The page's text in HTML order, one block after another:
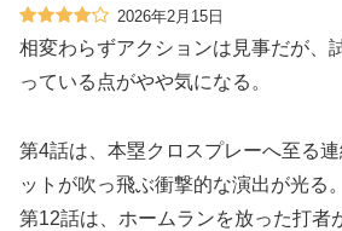
2026年2月15日
相変わらずアクションは見事だが、
っている点がやや気になる。
第4話は、本塁クロスプレーへ至る
ットが吹っ飛ぶ衝撃的な演出が光る。
第12話は、ホームランを放った打者